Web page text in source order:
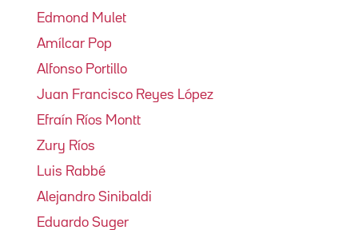
Edmond Mulet
Amílcar Pop
Alfonso Portillo
Juan Francisco Reyes López
Efraín Ríos Montt
Zury Ríos
Luis Rabbé
Alejandro Sinibaldi
Eduardo Suger